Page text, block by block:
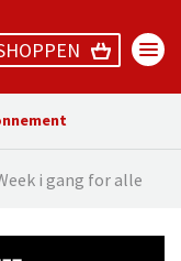
i gang for alle